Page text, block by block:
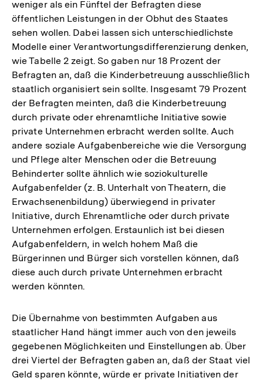
weniger als ein Fünftel der Befragten diese
öffentlichen Leistungen in der Obhut des Staates
sehen wollen. Dabei lassen sich unterschiedlichste
Modelle einer Verantwortungsdifferenzierung denken,
wie Tabelle 2 zeigt. So gaben nur 18 Prozent der
Befragten an, daß die Kinderbetreuung ausschließlich
staatlich organisiert sein sollte. Insgesamt 79 Prozent
der Befragten meinten, daß die Kinderbetreuung
durch private oder ehrenamtliche Initiative sowie
private Unternehmen erbracht werden sollte. Auch
andere soziale Aufgabenbereiche wie die Versorgung
und Pflege alter Menschen oder die Betreuung
Behinderter sollte ähnlich wie soziokulturelle
Aufgabenfelder (z. B. Unterhalt von Theatern, die
Erwachsenenbildung) überwiegend in privater
Initiative, durch Ehrenamtliche oder durch private
Unternehmen erfolgen. Erstaunlich ist bei diesen
Aufgabenfeldern, in welch hohem Maß die
Bürgerinnen und Bürger sich vorstellen können, daß
diese auch durch private Unternehmen erbracht
werden könnten.
Die Übernahme von bestimmten Aufgaben aus
staatlicher Hand hängt immer auch von den jeweils
gegebenen Möglichkeiten und Einstellungen ab. Über
drei Viertel der Befragten gaben an, daß der Staat viel
Geld sparen könnte, würde er private Initiativen der